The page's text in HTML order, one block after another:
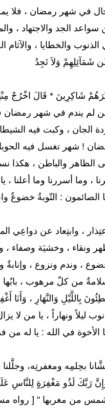
في شهر رمضان ، فلا
سواعد الجد والاجتهاد ،
الذنوب والخطايا ،
شَمَآئِلِهِمْ وَلاَ تَجِدُ
شَاكِرِينَ * قَالَ اخْرُجْ
لم يندم في شهر رمضان
الجان ، وكبت فيه
! شهر تغسل فيه
الظاهر والباطن ، هكذا
، وما أسررنا وما أعلنا
الصائمون : التّوبةُ خضوعٌ
، وابتِعاد عن دواعِي
ونقاء ، وخشيَة وصفاء ،
، وندم ونزوع ،
من كلّ مرهوب ، بابُها
بِاللَّيْلِ وَالنَّهَارِ ،
ليلاً ونهاراً ، يا من لا
الأخوة في الله : يا له
بحِلمِه ومغفرتِه،
رَبَّكَ لَذُو مَغْفِرَةٍ لِلنَّاسِ
من مغربها " [ رواه